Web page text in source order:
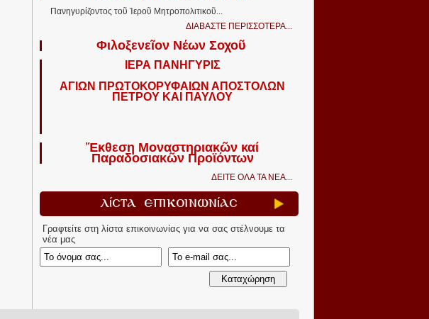
Πανηγυρίζοντος τοῦ Ἱεροῦ Μητροπολιτικοῦ...
ΔΙΑΒΑΣΤΕ ΠΕΡΙΣΣΟΤΕΡΑ...
Φιλοξενεῖον Νέων Σοχοῦ
ΙΕΡΑ ΠΑΝΗΓΥΡΙΣ
ΑΓΙΩΝ ΠΡΩΤΟΚΟΡΥΦΑΙΩΝ ΑΠΟΣΤΟΛΩΝ
ΠΕΤΡΟΥ ΚΑΙ ΠΑΥΛΟΥ
Ἔκθεση Μοναστηριακῶν καί
Παραδοσιακῶν Προϊόντων
ΔΕΙΤΕ ΟΛΑ ΤΑ ΝΕΑ...
Λίστα Επικοινωνίας
Γραφτείτε στη λίστα επικοινωνίας για να σας στέλνουμε τα
νέα μας